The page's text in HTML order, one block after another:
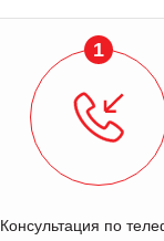
1
Консультация по